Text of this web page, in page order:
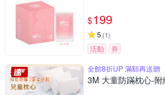
$199
5 (1)
活動
券
全館8折UP 滿額再送贈
3M 大童防蹣枕心-